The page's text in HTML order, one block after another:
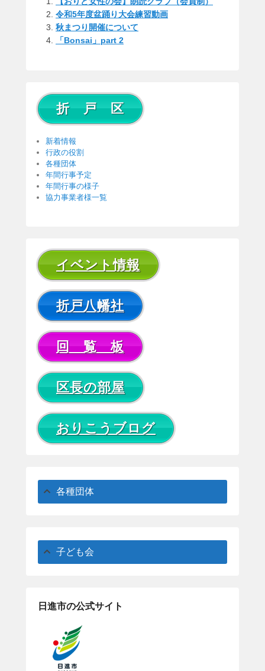
令和5年度盆踊り大会練習動画
秋まつり開催について
「Bonsai」part 2
折 戸 区
新着情報
行政の役割
各種団体
年間行事予定
年間行事の様子
協力事業者様一覧
イベント情報
折戸八幡社
回 覧 板
区長の部屋
おりこうブログ
各種団体
子ども会
日進市の公式サイト